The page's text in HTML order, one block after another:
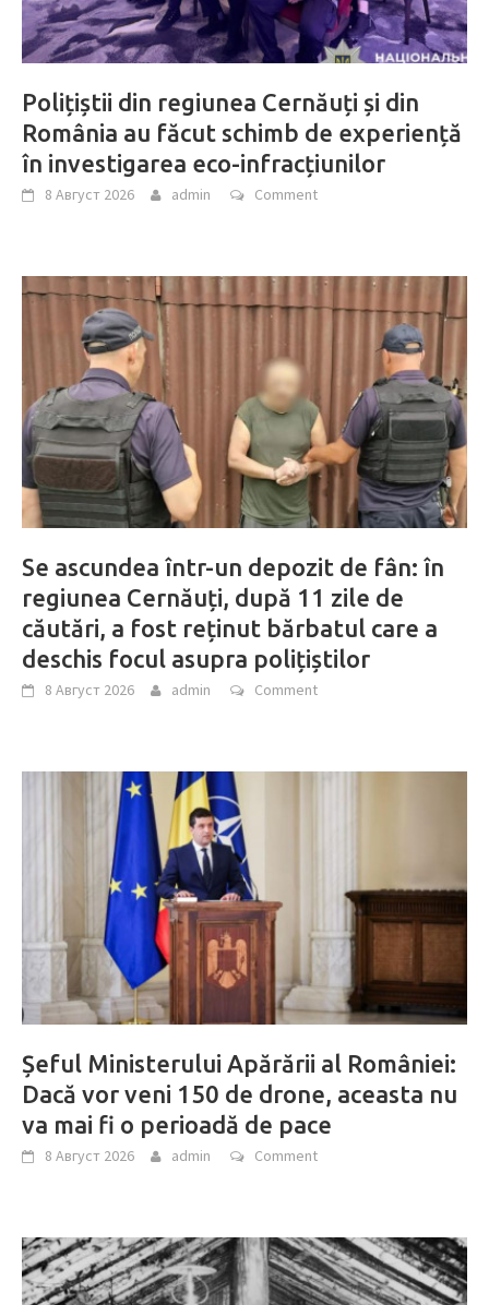
Polițiștii din regiunea Cernăuți și din
România au făcut schimb de experiență
în investigarea eco-infracțiunilor
8 Август 2026 admin Comment
Se ascundea într-un depozit de fân: în
regiunea Cernăuți, după 11 zile de
căutări, a fost reținut bărbatul care a
deschis focul asupra polițiștilor
8 Август 2026 admin Comment
Șeful Ministerului Apărării al României:
Dacă vor veni 150 de drone, aceasta nu
va mai fi o perioadă de pace
8 Август 2026 admin Comment